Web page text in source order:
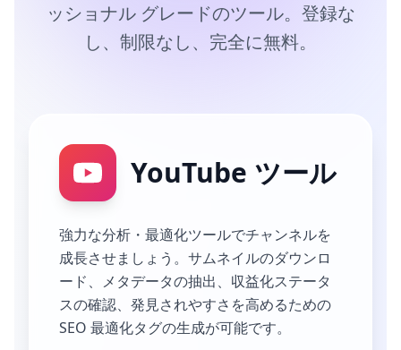
ッショナル グレードのツール。登録な
し、制限なし、完全に無料。
YouTube ツール
強力な分析・最適化ツールでチャンネルを
成長させましょう。サムネイルのダウンロ
ード、メタデータの抽出、収益化ステータ
スの確認、発見されやすさを高めるための
SEO 最適化タグの生成が可能です。